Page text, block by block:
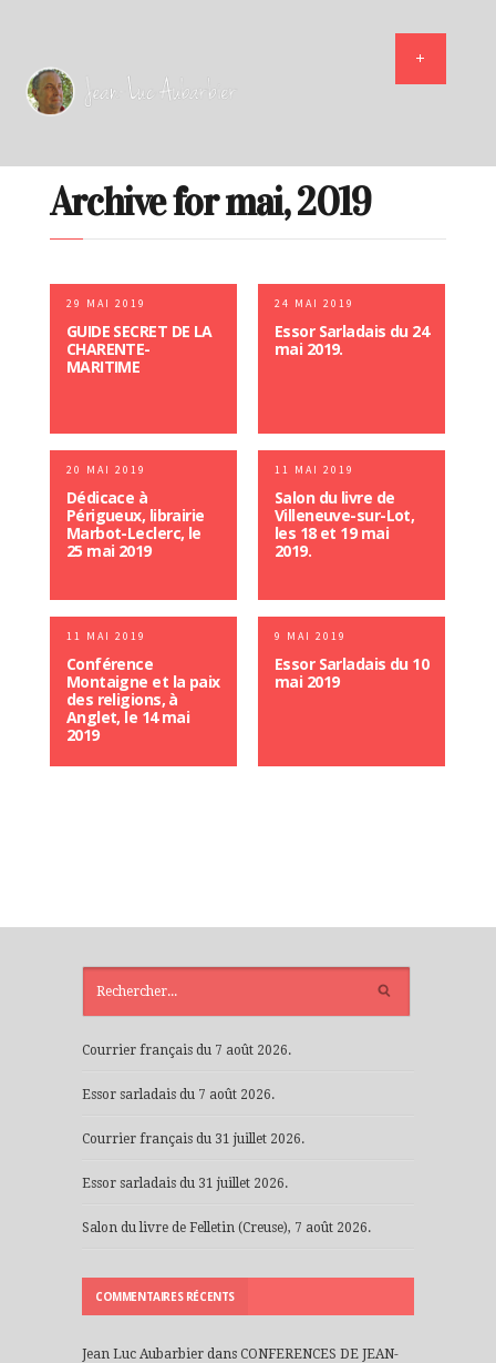
Archive for mai, 2019
29 MAI 2019
GUIDE SECRET DE LA
CHARENTE-
MARITIME
24 MAI 2019
Essor Sarladais du 24
mai 2019.
20 MAI 2019
Dédicace à
Périgueux, librairie
Marbot-Leclerc, le
25 mai 2019
11 MAI 2019
Salon du livre de
Villeneuve-sur-Lot,
les 18 et 19 mai
2019.
11 MAI 2019
Conférence
Montaigne et la paix
des religions, à
Anglet, le 14 mai
2019
9 MAI 2019
Essor Sarladais du 10
mai 2019
Courrier français du 7 août 2026.
Essor sarladais du 7 août 2026.
Courrier français du 31 juillet 2026.
Essor sarladais du 31 juillet 2026.
Salon du livre de Felletin (Creuse), 7 août 2026.
COMMENTAIRES RÉCENTS
Jean Luc Aubarbier dans CONFERENCES DE JEAN-